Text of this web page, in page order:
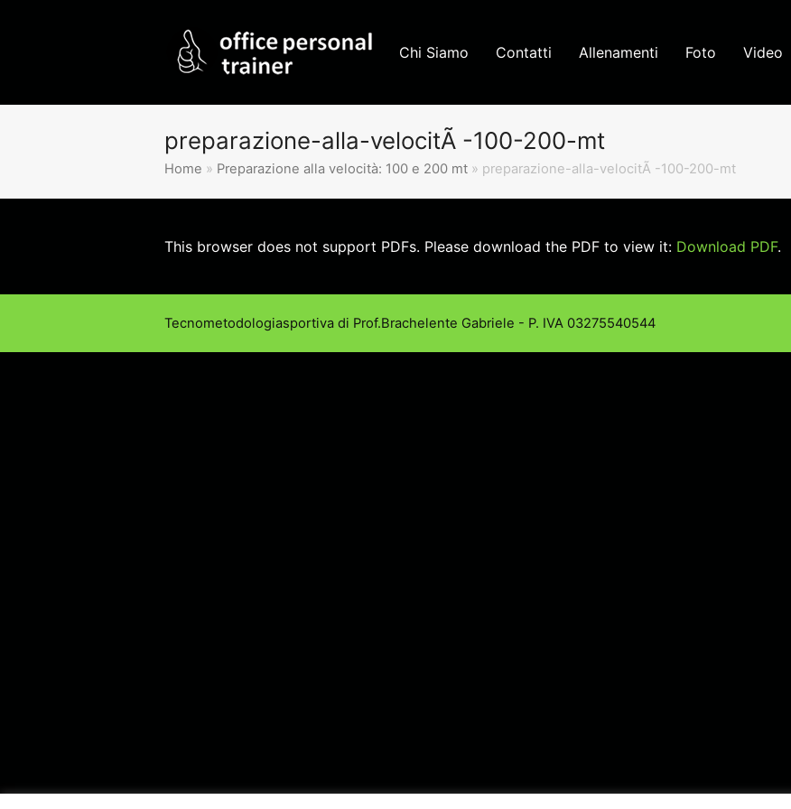
Chi Siamo Contatti Allenamenti Foto Video
preparazione-alla-velocitÃ -100-200-mt
Home » Preparazione alla velocità: 100 e 200 mt » preparazione-alla-velocitÃ -100-200-mt
This browser does not support PDFs. Please download the PDF to view it: Download PDF.
Tecnometodologiasportiva di Prof.Brachelente Gabriele - P. IVA 03275540544